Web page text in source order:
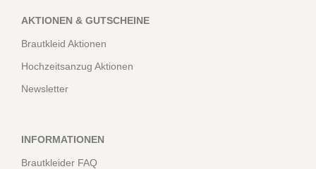
AKTIONEN & GUTSCHEINE
Brautkleid Aktionen
Hochzeitsanzug Aktionen
Newsletter
INFORMATIONEN
Brautkleider FAQ